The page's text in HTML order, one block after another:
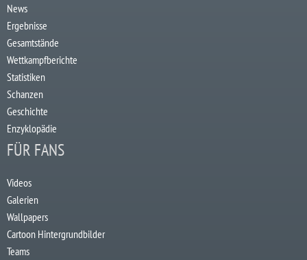
News
Ergebnisse
Gesamtstände
Wettkampfberichte
Statistiken
Schanzen
Geschichte
Enzyklopädie
FÜR FANS
Videos
Galerien
Wallpapers
Cartoon Hintergrundbilder
Teams